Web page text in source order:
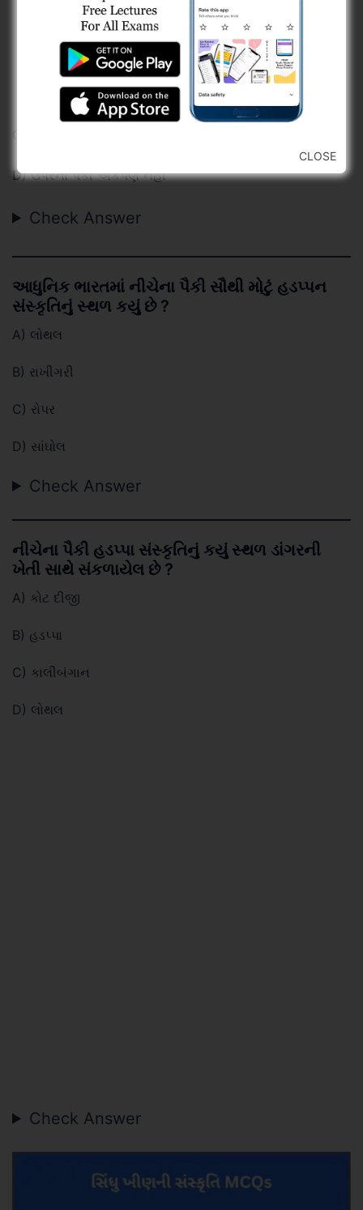
D) ઉપરના પૈકી એકપણ નહીં
Check Answer
આધુનિક ભારતમાં નીચેના પૈકી સૌથી મોટું હડપ્પન
સંસ્કૃતિનું સ્થળ કયું છે ?
A) લોથલ
B) રાખીગરી
C) રોપર
D) સાંઘોલ
Check Answer
નીચેના પૈકી હડપ્પા સંસ્કૃતિનું કયું સ્થળ ડાંગરની
ખેતી સાથે સંકળાયેલ છે ?
A) કોટ દીજી
B) હડપ્પા
C) કાલીબંગાન
D) લોથલ
Check Answer
CLOSE